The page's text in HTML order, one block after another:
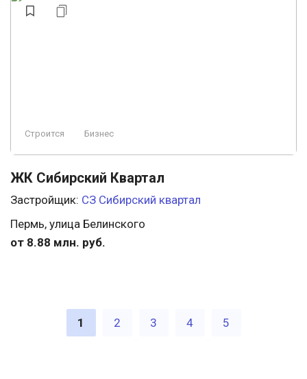
Строится Бизнес
ЖК Сибирский Квартал
Застройщик: СЗ Сибирский квартал
Пермь, улица Белинского
от 8.88 млн. руб.
1 2 3 4 5